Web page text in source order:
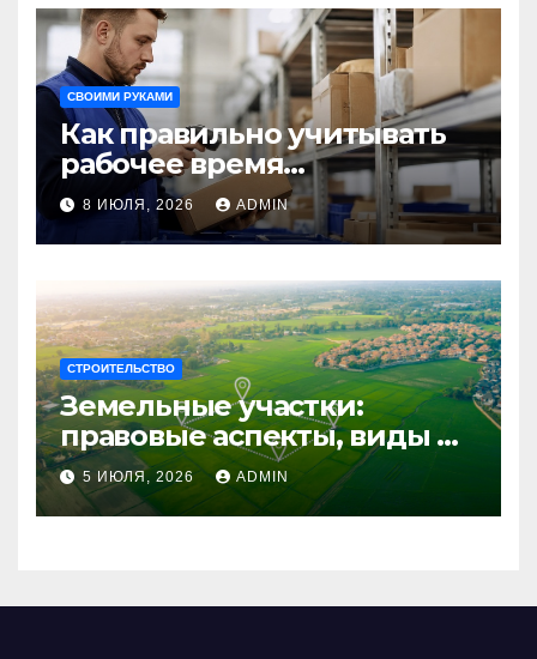
СВОИМИ РУКАМИ
Как правильно учитывать
рабочее время
сотрудников: советы для
бизнеса
8 ИЮЛЯ, 2026 ADMIN
СТРОИТЕЛЬСТВО
Земельные участки:
правовые аспекты, виды и
возможности
использования
5 ИЮЛЯ, 2026 ADMIN